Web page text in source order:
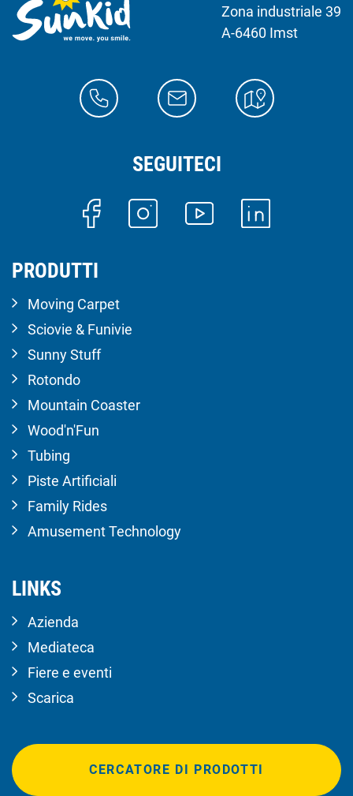
Zona industriale 39
A-6460 Imst
SEGUITECI
PRODUTTI
Moving Carpet
Sciovie & Funivie
Sunny Stuff
Rotondo
Mountain Coaster
Wood'n'Fun
Tubing
Piste Artificiali
Family Rides
Amusement Technology
LINKS
Azienda
Mediateca
Fiere e eventi
Scarica
CERCATORE DI PRODOTTI